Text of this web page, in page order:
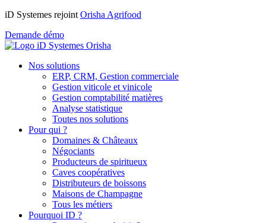
iD Systemes rejoint Orisha Agrifood
Demande démo
Nos solutions
ERP, CRM, Gestion commerciale
Gestion viticole et vinicole
Gestion comptabilité matières
Analyse statistique
Toutes nos solutions
Pour qui ?
Domaines & Châteaux
Négociants
Producteurs de spiritueux
Caves coopératives
Distributeurs de boissons
Maisons de Champagne
Tous les métiers
Pourquoi ID ?